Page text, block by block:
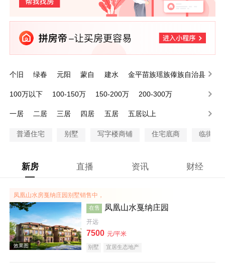
个旧 绿春 元阳 蒙自 建水
金平苗族瑶族傣族自治县
100万以下
100-150万 150-200万
200-300万
一居
二居 三居 四居 五居 五居以上
普通住宅 别墅 写字楼商铺 住宅底商 临街商
新房 直播 资讯 财经
凤凰山水房戛纳庄园别墅销售中，
在售 凤凰山水戛纳庄园
开远
7500 元/平米
别墅 宜居生态地产